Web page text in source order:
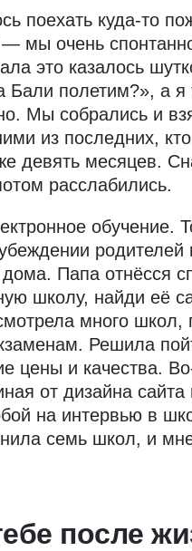
поехать куда-то
мы очень
это казалось
полетим?», а я
Мы собрались и
из последних,
девять месяцев.
расслабились.
обучение.
родителей
Папа отнёсся
школу, найди её
много школ,
Решила
цены и качества.
от дизайна сайта
на интервью в
семь школ, и
после